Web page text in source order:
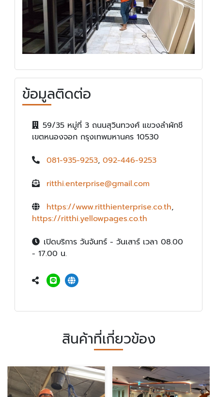
ข้อมูลติดต่อ
59/35 หมู่ที่ 3 ถนนสุวินทวงศ์ แขวงลำผักชี
เขตหนองจอก กรุงเทพมหานคร 10530
081-935-9253, 092-446-9253
ritthi.enterprise@gmail.com
https://www.ritthienterprise.co.th,
https://ritthi.yellowpages.co.th
เปิดบริการ วันจันทร์ - วันเสาร์ เวลา 08.00
- 17.00 น.
สินค้าที่เกี่ยวข้อง